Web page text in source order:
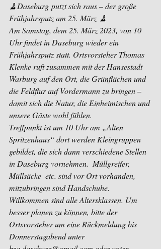
🧹Daseburg putzt sich raus – der große
Frühjahrsputz am 25. März 🧹
Am Samstag, dem 25. März 2023, von 10
Uhr findet in Daseburg wieder ein
Frühjahrsputz statt. Ortsvorsteher Thomas
Klenke ruft zusammen mit der Hansestadt
Warburg auf den Ort, die Grünflächen und
die Feldflur auf Vordermann zu bringen –
damit sich die Natur, die Einheimischen und
unsere Gäste wohl fühlen.
Treffpunkt ist um 10 Uhr am „Alten
Spritzenhaus“ dort werden Kleingruppen
gebildet, die sich dann verschiedene Stellen
in Daseburg vornehmen.  Müllgreifer,
Müllsäcke  etc. sind vor Ort vorhanden,
mitzubringen sind Handschuhe.
Willkommen sind alle Altersklassen. Um
besser planen zu können, bitte der
Ortsvorsteher um eine Rückmeldung bis
Donnerstagabend unter